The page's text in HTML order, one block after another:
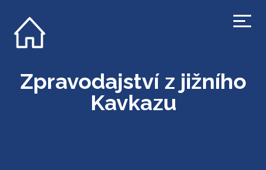
Zpravodajství z jižního
Kavkazu